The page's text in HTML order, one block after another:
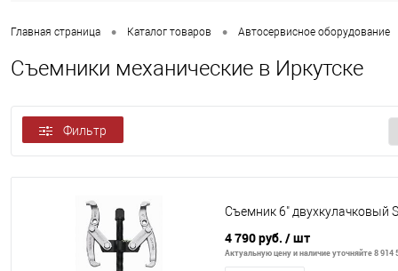
Главная страница • Каталог товаров • Автосервисное оборудование
Съемники механические в Иркутске
Фильтр
Съемник 6" двухкулачковый
4 790 руб. / шт
Актуальную цену и наличие уточняйте 8 914